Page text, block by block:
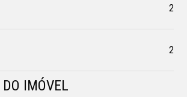
2
2
DO IMÓVEL